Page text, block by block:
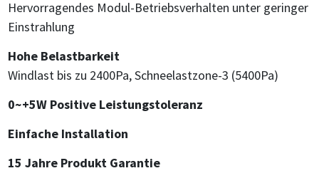
Hervorragendes Modul-Betriebsverhalten unter geringer
Einstrahlung
Hohe Belastbarkeit
Windlast bis zu 2400Pa, Schneelastzone-3 (5400Pa)
0~+5W Positive Leistungstoleranz
Einfache Installation
15 Jahre Produkt Garantie